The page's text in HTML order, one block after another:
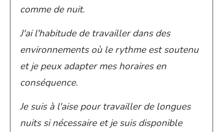
comme de nuit.
J'ai l'habitude de travailler dans des
environnements où le rythme est soutenu
et je peux adapter mes horaires en
conséquence.
Je suis à l'aise pour travailler de longues
nuits si nécessaire et je suis disponible